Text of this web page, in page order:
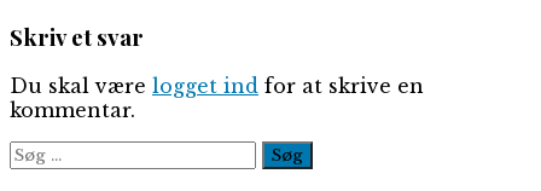
Skriv et svar
Du skal være logget ind for at skrive en
kommentar.
Søg
efter: